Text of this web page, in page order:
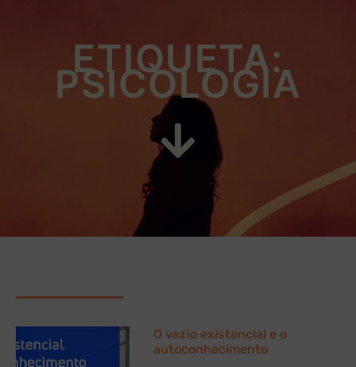
ETIQUETA:
PSICOLOGIA
O vazio existencial e o
autoconhecimento